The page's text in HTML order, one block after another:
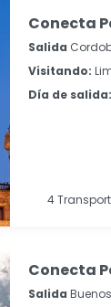
Conecta
Salida
Visitando:
Día de salida:
4
Conecta
Salida